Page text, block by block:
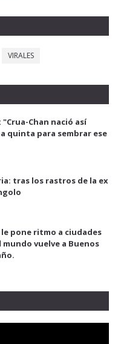
VIRALES
Chan nació así
quinta para sembrar ese
tras los rastros de la ex
le pone ritmo a ciudades
vuelve a Buenos